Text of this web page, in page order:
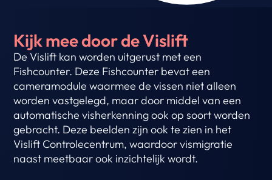
Kijk mee door de Vislift
De Vislift kan worden uitgerust met een
Fishcounter. Deze Fishcounter bevat een
cameramodule waarmee de vissen niet alleen
worden vastgelegd, maar door middel van een
automatische visherkenning ook op soort worden
gebracht. Deze beelden zijn ook te zien in het
Vislift Controlecentrum, waardoor vismigratie
naast meetbaar ook inzichtelijk wordt.